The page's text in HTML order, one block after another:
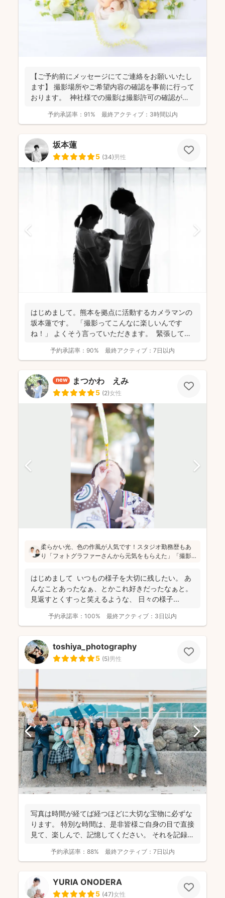
【ご予約前にメッセージにてご連絡をお願いいたし
ます】 撮影場所やご希望内容の確認を事前に行って
おります。 神社様での撮影は撮影許可の確認が必
予約承諾率： 91% 最終アクティブ： 3時間以内
坂本蓮
5 (34)男性
はじめまして。熊本を拠点に活動するカメラマンの
坂本蓮です。 「撮影ってこんなに楽しいんです
ね！」 よくそう言っていただきます。 緊張してい
予約承諾率： 90% 最終アクティブ： 7日以内
new まつかわ えみ
5 (2)女性
柔らかい光、色の作風が人気です！スタジオ勤務歴もあ
り「フォトグラファーさんから元気をもらえた」「撮影
写真ではなく、お子さん・親御さんの目線で、自然な様
子を撮影してお届けします(^^)
はじめまして いつもの様子を大切に残したい。 あ
んなことあったなぁ、とかこれ好きだったなぁと。
見返すとくすっと笑えるような、 日々の様子...
予約承諾率： 100% 最終アクティブ： 3日以内
toshiya_photography
5 (5)男性
写真は時間が経てば経つほどに大切な宝物に必ずな
ります。 特別な時間は、是非皆様ご自身の目で直接
見て、楽しんで、記憶してください。 それを記録す
予約承諾率： 88% 最終アクティブ： 7日以内
YURIA ONODERA
5 (47)女性